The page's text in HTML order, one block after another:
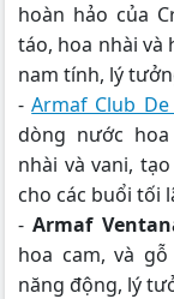
hoàn hảo của
táo, hoa nhài và
nam tính, lý
-Armaf Club
dòng nước
nhài và vani,
cho các buổi tối
-Armaf
hoa cam, và
năng động, lý